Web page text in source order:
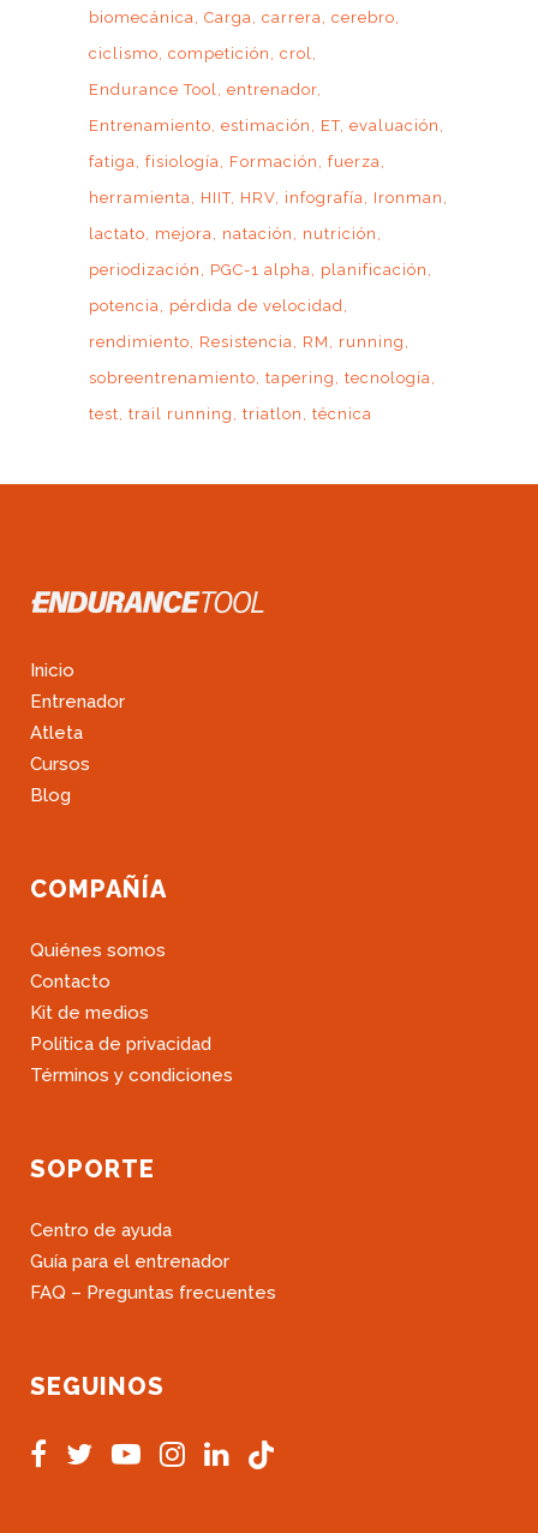
biomecánica Carga carrera cerebro
ciclismo competición
crol
Endurance Tool entrenador
Entrenamiento estimación ET evaluación
fatiga fisiología Formación
fuerza
herramienta
HIIT HRV infografía
Ironman
lactato
mejora natación
nutrición
periodización
PGC-1 alpha
planificación
potencia
pérdida de velocidad
rendimiento
Resistencia RM
running
sobreentrenamiento tapering
tecnología
test trail running triatlon técnica
Inicio
Entrenador
Atleta
Cursos
Blog
COMPAÑÍA
Quiénes somos
Contacto
Kit de medios
Política de privacidad
Términos y condiciones
SOPORTE
Centro de ayuda
Guía para el entrenador
FAQ – Preguntas frecuentes
SEGUINOS